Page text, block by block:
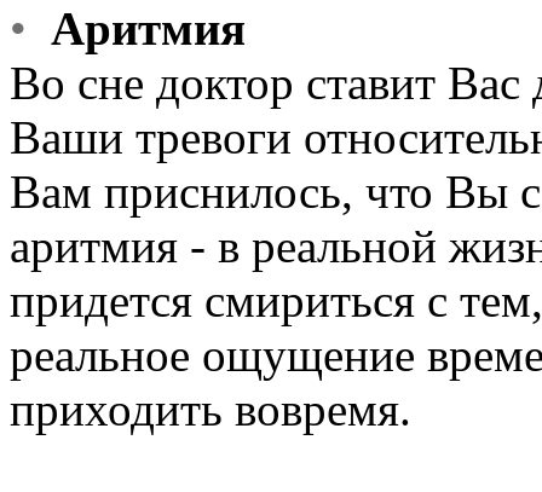
• Аритмия
Во сне доктор ставит
Ваши тревоги
Вам приснилось, что Вы
аритмия - в реальной
придется смириться с
реальное ощущение
приходить вовремя.